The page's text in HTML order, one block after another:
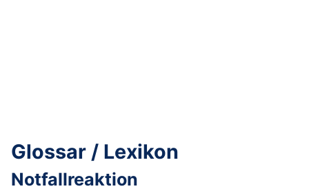
Glossar / Lexikon
Notfallreaktion